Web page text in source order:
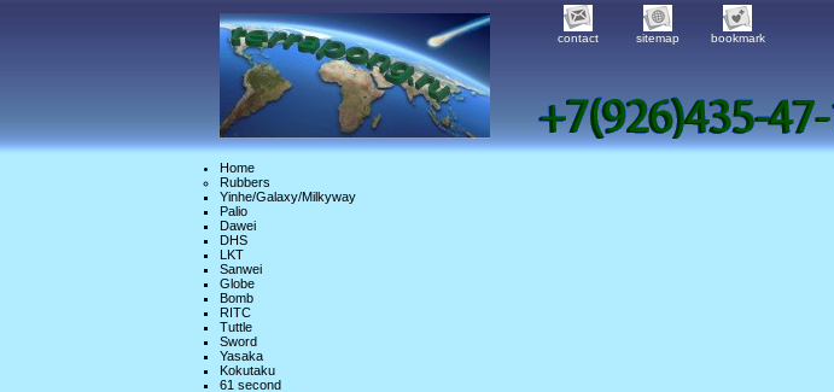
contact sitemap bookmark
Home
Rubbers
Yinhe/Galaxy/Milkyway
Palio
Dawei
DHS
LKT
Sanwei
Globe
Bomb
RITC
Tuttle
Sword
Yasaka
Kokutaku
61 second